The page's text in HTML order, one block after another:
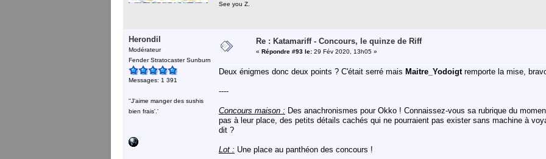
See you Z.
Herondil
Modérateur
Fender Stratocaster Sunburn
Messages: 1 391
''J'aime manger des sushis
bien frais'.'
Re : Katamariff - Concours, le quinze de Riff
« Répondre #93 le: 29 Fév 2020, 13h05 »
Deux énigmes donc deux points ? C'était serré mais Maitre_Yodoigt remporte la mise,
----
Concours maison : Des anachronismes pour Okko ! Connaissez-vous sa rubrique du
pas à leur place, des petits détails cachés qui ne pourraient pas exister sans machine à
dit ?
Lot : Une place au panthéon des concours !